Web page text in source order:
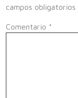
campos obligatorios
Comentario *